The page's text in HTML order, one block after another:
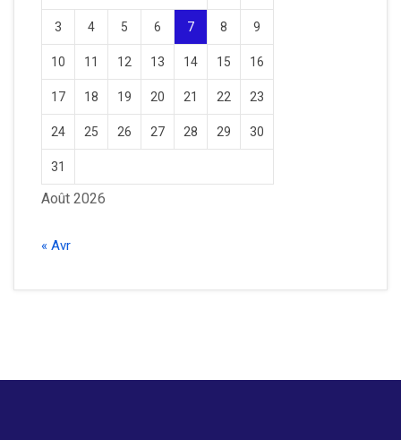
Août 2026
3 4 5 6 7 8 9
10 11 12 13 14 15 16
17 18 19 20 21 22 23
24 25 26 27 28 29 30
31
« Avr